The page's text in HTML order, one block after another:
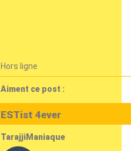
Hors ligne
Aiment ce post :
ESTist 4ever
TarajjiManiaque